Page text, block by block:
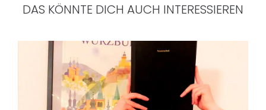
DAS KÖNNTE DICH AUCH INTERESSIEREN